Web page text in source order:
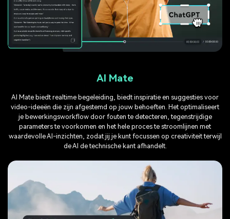
AI Mate
AI Mate biedt realtime begeleiding, biedt inspiratie en suggesties voor
video-ideeën die zijn afgestemd op jouw behoeften. Het optimaliseert
je bewerkingsworkflow door fouten te detecteren, tegenstrijdige
parameters te voorkomen en het hele proces te stroomlijnen met
waardevolle AI-inzichten, zodat jij je kunt focussen op creativiteit terwijl
de AI de technische kant afhandelt.